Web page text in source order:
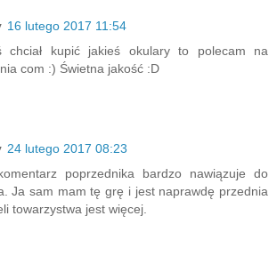
16 lutego 2017 11:54
chciał kupić jakieś okulary to polecam na
com :) Świetna jakość :D
24 lutego 2017 08:23
poprzednika bardzo nawiązuje do
Ja sam mam tę grę i jest naprawdę przednia
towarzystwa jest więcej.